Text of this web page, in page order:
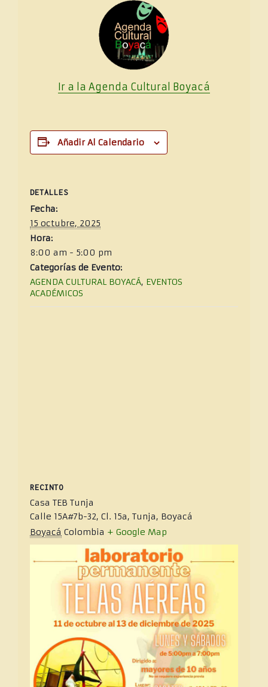
Ir a la Agenda Cultural Boyacá
Añadir Al Calendario
DETALLES
Fecha:
15 octubre, 2025
Hora:
8:00 am - 5:00 pm
Categorías de Evento:
AGENDA CULTURAL BOYACÁ, EVENTOS
ACADÉMICOS
RECINTO
Casa TEB Tunja
Calle 15A#7b-32, Cl. 15a, Tunja, Boyacá
Boyacá Colombia + Google Map